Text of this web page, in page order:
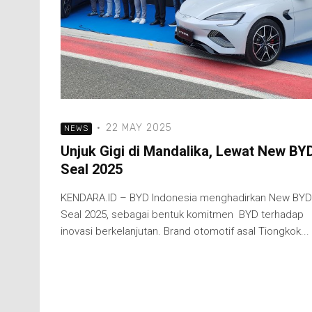
NEWS · 22 MAY 2025
Unjuk Gigi di Mandalika, Lewat New
Seal 2025
KENDARA.ID – BYD Indonesia menghadirkan New BYD
Seal 2025, sebagai bentuk komitmen BYD terhadap
inovasi berkelanjutan. Brand otomotif asal Tiongkok...